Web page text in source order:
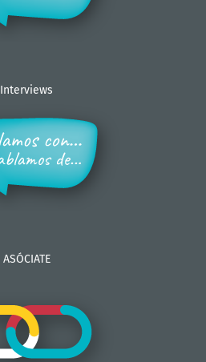
Interviews
ASÓCIATE